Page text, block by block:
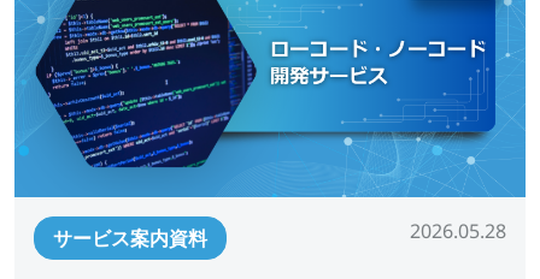
サービス案内資料 2026.05.28